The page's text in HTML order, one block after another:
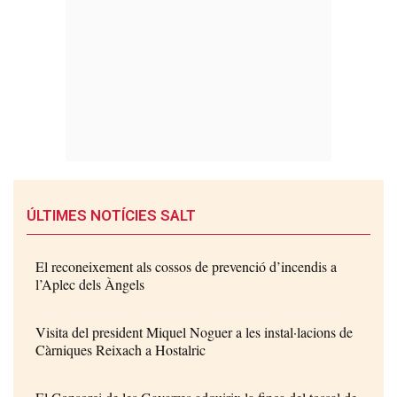
ÚLTIMES NOTÍCIES SALT
El reconeixement als cossos de prevenció d’incendis a
l’Aplec dels Àngels
Visita del president Miquel Noguer a les instal·lacions de
Càrniques Reixach a Hostalric